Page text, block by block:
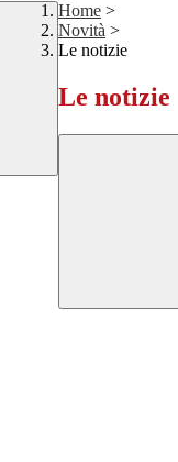
Home >
Novità >
Le notizie
Le notizie